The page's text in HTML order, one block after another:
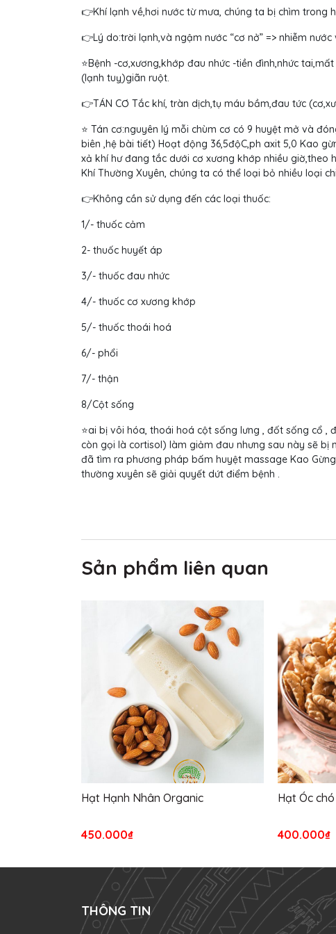
👉Khí lạnh về,hơi nước từ mưa, chúng ta bị chìm trong
👉Lý do:trời lạnh,và ngậm nước “cơ nở” => nhiễm
⭐Bệnh -cơ,xương,khớp đau nhức -tiền đình,nhức
(lạnh tuỵ)giãn ruột.
👉TÁN CƠ Tắc khí, tràn dịch,tụ máu bầm,đau tức
⭐ Tán cơ:nguyên lý mỗi chùm cơ có 9 huyệt mở và
biên ,hệ bài tiết) Hoạt động 36,5độC,ph axit 5,0 Kao
xả khí hư đang tắc dưới cơ xương khớp nhiều giờ,theo
Khí Thường Xuyên, chúng ta có thể loại bỏ nhiều loại
👉Không cần sử dụng đến các loại thuốc:
1/- thuốc cảm
2- thuốc huyết áp
3/- thuốc đau nhức
4/- thuốc cơ xương khớp
5/- thuốc thoái hoá
6/- phổi
7/- thận
8/Cột sống
⭐ai bị vôi hóa, thoái hoá cột sống lưng , đốt sống cổ ,
còn gọi là cortisol) làm giảm đau nhưng sau này sẽ bị
đã tìm ra phương pháp bấm huyệt massage Kao
thường xuyên sẽ giải quyết dứt điểm bệnh .
Sản phẩm liên quan
Hạt Hạnh Nhân Organic
450.000₫
Hạt Óc
400.000₫
THÔNG TIN